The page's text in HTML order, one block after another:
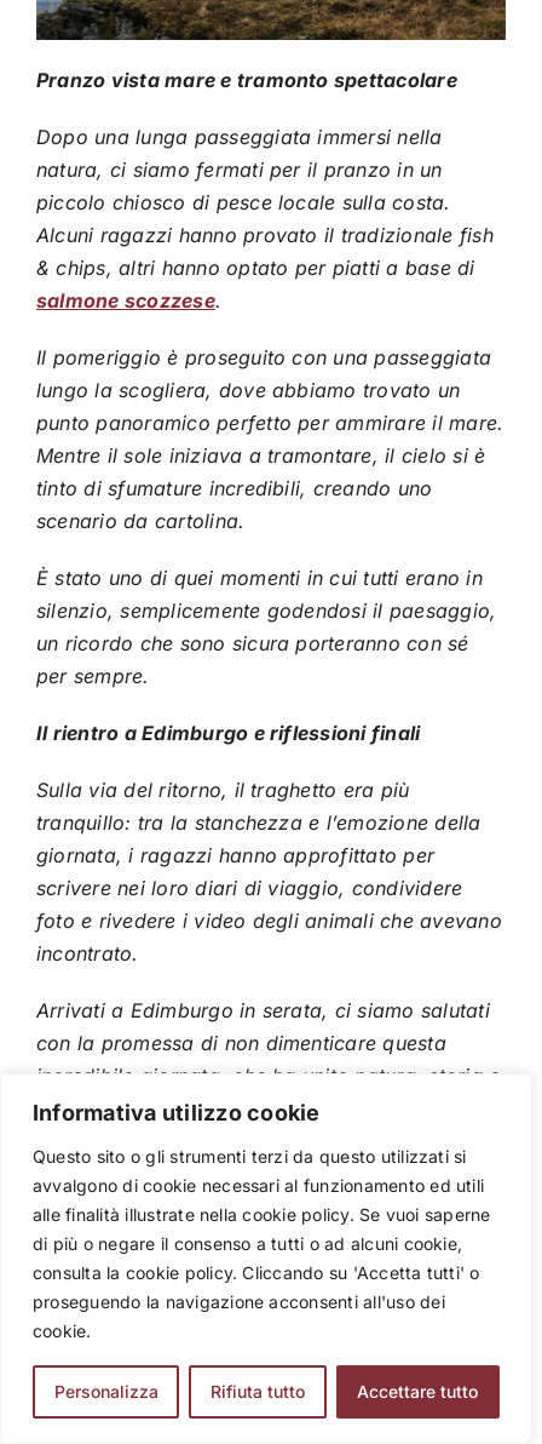
Informativa utilizzo cookie
Questo sito o gli strumenti terzi da questo utilizzati si
avvalgono di cookie necessari al funzionamento ed utili
alle finalità illustrate nella cookie policy. Se vuoi saperne
di più o negare il consenso a tutti o ad alcuni cookie,
consulta la cookie policy. Cliccando su 'Accetta tutti' o
proseguendo la navigazione acconsenti all'uso dei
cookie.
Personalizza Rifiuta tutto Accettare tutto
Pranzo vista mare e tramonto spettacolare
Dopo una lunga passeggiata immersi nella
natura, ci siamo fermati per il pranzo in un
piccolo chiosco di pesce locale sulla costa.
Alcuni ragazzi hanno provato il tradizionale fish
& chips, altri hanno optato per piatti a base di
salmone scozzese.
Il pomeriggio è proseguito con una passeggiata
lungo la scogliera, dove abbiamo trovato un
punto panoramico perfetto per ammirare il mare.
Mentre il sole iniziava a tramontare, il cielo si è
tinto di sfumature incredibili, creando uno
scenario da cartolina.
È stato uno di quei momenti in cui tutti erano in
silenzio, semplicemente godendosi il paesaggio,
un ricordo che sono sicura porteranno con sé
per sempre.
Il rientro a Edimburgo e riflessioni finali
Sulla via del ritorno, il traghetto era più
tranquillo: tra la stanchezza e l’emozione della
giornata, i ragazzi hanno approfittato per
scrivere nei loro diari di viaggio, condividere
foto e rivedere i video degli animali che avevano
incontrato.
Arrivati a Edimburgo in serata, ci siamo salutati
con la promessa di non dimenticare questa
incredibile giornata, che ha unito natura, storia e
apprendimento linguistico in un’unica esperienza.
Consigli per insegnanti che
organizzano una trasferta di
studio a Edimburgo:
Scegliere almeno un’escursione fuori città
La Scozia è molto più di Edimburgo! La natura
selvaggia e le isole offrono esperienze uniche